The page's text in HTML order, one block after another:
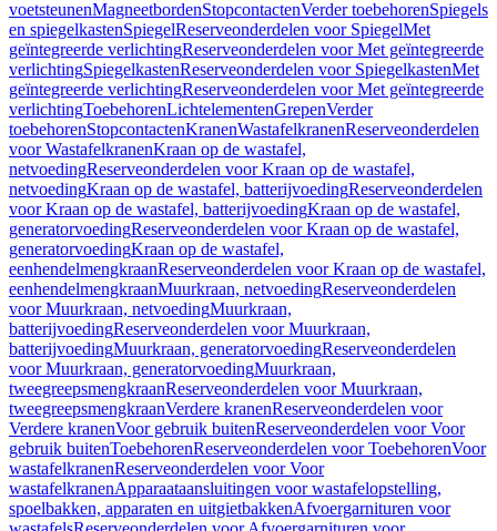
voetsteunenMagneetbordenStopcontactenVerder toebehorenSpiegels
en spiegelkastenSpiegelReserveonderdelen voor SpiegelMet
geïntegreerde verlichtingReserveonderdelen voor Met geïntegreerde
verlichtingSpiegelkastenReserveonderdelen voor SpiegelkastenMet
geïntegreerde verlichtingReserveonderdelen voor Met geïntegreerde
verlichtingToebehorenLichtelementenGrepenVerder
toebehorenStopcontactenKranenWastafelkranenReserveonderdelen
voor WastafelkranenKraan op de wastafel,
netvoedingReserveonderdelen voor Kraan op de wastafel,
netvoedingKraan op de wastafel, batterijvoedingReserveonderdelen
voor Kraan op de wastafel, batterijvoedingKraan op de wastafel,
generatorvoedingReserveonderdelen voor Kraan op de wastafel,
generatorvoedingKraan op de wastafel,
eenhendelmengkraanReserveonderdelen voor Kraan op de wastafel,
eenhendelmengkraanMuurkraan, netvoedingReserveonderdelen
voor Muurkraan, netvoedingMuurkraan,
batterijvoedingReserveonderdelen voor Muurkraan,
batterijvoedingMuurkraan, generatorvoedingReserveonderdelen
voor Muurkraan, generatorvoedingMuurkraan,
tweegreepsmengkraanReserveonderdelen voor Muurkraan,
tweegreepsmengkraanVerdere kranenReserveonderdelen voor
Verdere kranenVoor gebruik buitenReserveonderdelen voor Voor
gebruik buitenToebehorenReserveonderdelen voor ToebehorenVoor
wastafelkranenReserveonderdelen voor Voor
wastafelkranenApparaataansluitingen voor wastafelopstelling,
spoelbakken, apparaten en uitgietbakkenAfvoergarnituren voor